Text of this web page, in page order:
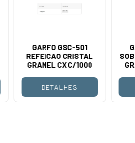
GARFO GSC-501
REFEICAO CRISTAL
GRANEL CX C/1000
DETALHES